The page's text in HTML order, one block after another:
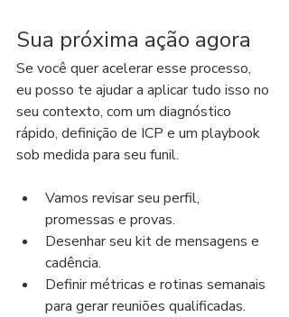
Sua próxima ação agora
Se você quer acelerar esse processo,
eu posso te ajudar a aplicar tudo isso no
seu contexto, com um diagnóstico
rápido, definição de ICP e um playbook
sob medida para seu funil.
Vamos revisar seu perfil,
promessas e provas.
Desenhar seu kit de mensagens e
cadência.
Definir métricas e rotinas semanais
para gerar reuniões qualificadas.